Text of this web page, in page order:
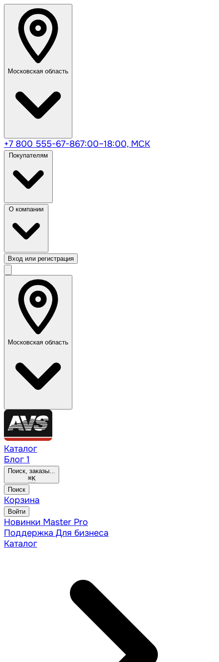
Московская область
+7 800 555-67-867:00–18:00, МСК
Вход или регистрация
Московская область
Каталог
Блог 1
Поиск, заказы...
⌘K
Поиск
Корзина
Войти
Новинки Master Pro
Поддержка Для бизнеса
Каталог